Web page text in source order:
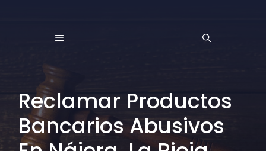
MENÚ
Reclamar Productos
Bancarios Abusivos